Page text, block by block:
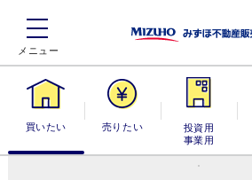
買いたい 売りたい
投資用・事業
用